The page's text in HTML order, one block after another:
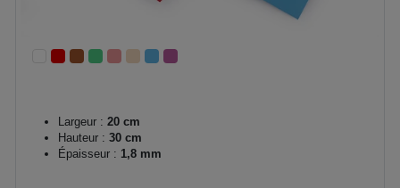
Largeur : 20 cm
Hauteur : 30 cm
Épaisseur : 1,8 mm